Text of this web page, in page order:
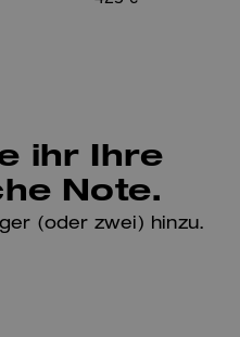
ihr Ihre
Note.
(oder zwei) hinzu.